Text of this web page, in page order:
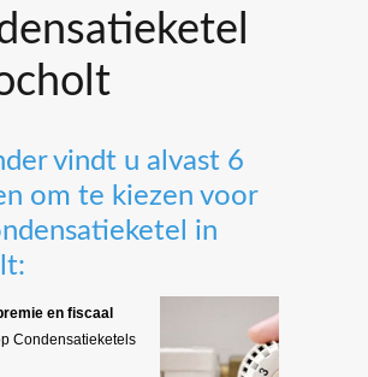
vindt u alvast 6
om te kiezen voor
in
en fiscaal
Condensatieketels